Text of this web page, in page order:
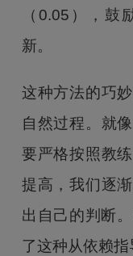
（0.05），鼓
新。
这种方法的巧
自然过程。就
要严格按照教
提高，我们逐
出自己的判断
了这种从依赖指